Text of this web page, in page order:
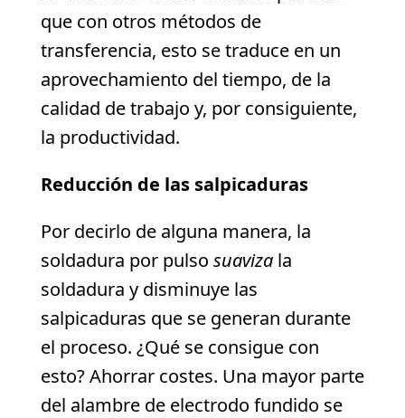
que con otros métodos de
transferencia, esto se traduce en un
aprovechamiento del tiempo, de la
calidad de trabajo y, por consiguiente,
la productividad.
Reducción de las salpicaduras
Por decirlo de alguna manera, la
soldadura por pulso suavizala
soldadura y disminuye las
salpicaduras que se generan durante
el proceso. ¿Qué se consigue con
esto? Ahorrar costes. Una mayor parte
del alambre de electrodo fundido se